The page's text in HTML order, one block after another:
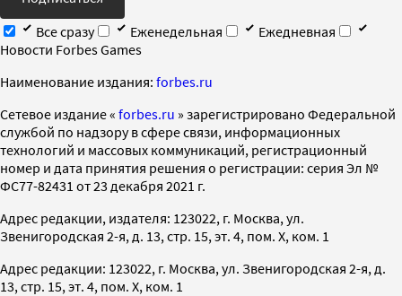
Все сразу
Еженедельная
Ежедневная
Новости Forbes Games
Наименование издания: forbes.ru
Cетевое издание « forbes.ru » зарегистрировано Федеральной
службой по надзору в сфере связи, информационных
технологий и массовых коммуникаций, регистрационный
номер и дата принятия решения о регистрации: серия Эл №
ФС77-82431 от 23 декабря 2021 г.
Адрес редакции, издателя: 123022, г. Москва, ул.
Звенигородская 2-я, д. 13, стр. 15, эт. 4, пом. X, ком. 1
Адрес редакции: 123022, г. Москва, ул. Звенигородская 2-я, д.
13, стр. 15, эт. 4, пом. X, ком. 1